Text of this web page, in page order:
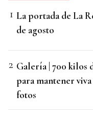
La portada de La
de agosto
Galería | 700 kilos
para mantener
fotos